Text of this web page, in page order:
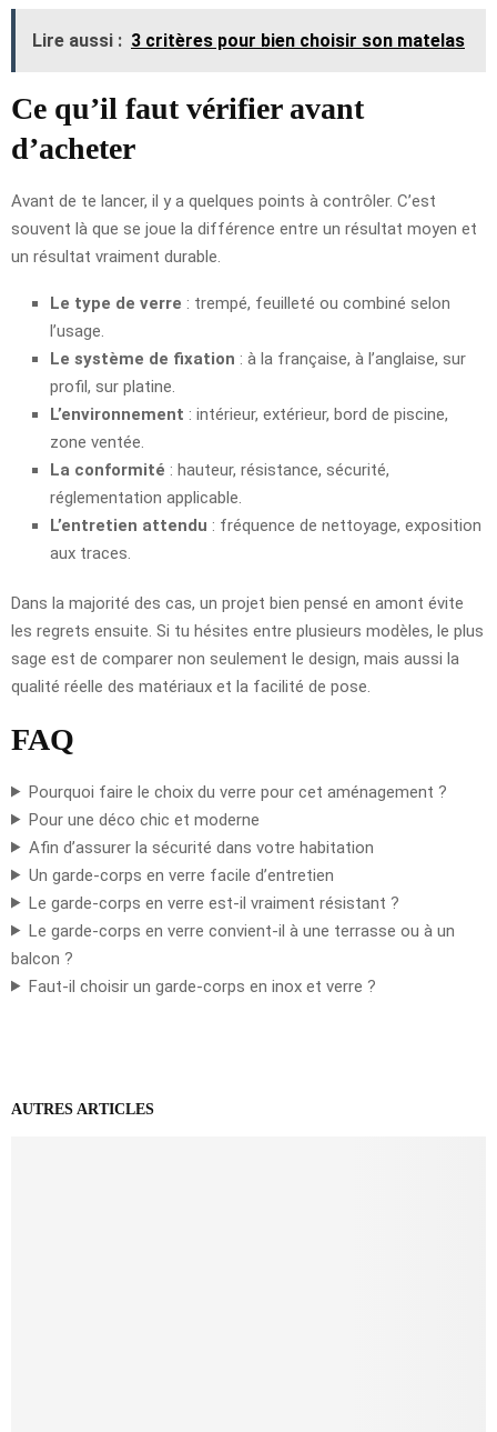
Lire aussi : 3 critères pour bien choisir son matelas
Ce qu’il faut vérifier avant
d’acheter
Avant de te lancer, il y a quelques points à contrôler. C’est
souvent là que se joue la différence entre un résultat moyen et
un résultat vraiment durable.
Le type de verre : trempé, feuilleté ou combiné selon
l’usage.
Le système de fixation : à la française, à l’anglaise, sur
profil, sur platine.
L’environnement : intérieur, extérieur, bord de piscine,
zone ventée.
La conformité : hauteur, résistance, sécurité,
réglementation applicable.
L’entretien attendu : fréquence de nettoyage, exposition
aux traces.
Dans la majorité des cas, un projet bien pensé en amont évite
les regrets ensuite. Si tu hésites entre plusieurs modèles, le plus
sage est de comparer non seulement le design, mais aussi la
qualité réelle des matériaux et la facilité de pose.
FAQ
Pourquoi faire le choix du verre pour cet aménagement ?
Pour une déco chic et moderne
Afin d’assurer la sécurité dans votre habitation
Un garde-corps en verre facile d’entretien
Le garde-corps en verre est-il vraiment résistant ?
Le garde-corps en verre convient-il à une terrasse ou à un
balcon ?
Faut-il choisir un garde-corps en inox et verre ?
AUTRES ARTICLES